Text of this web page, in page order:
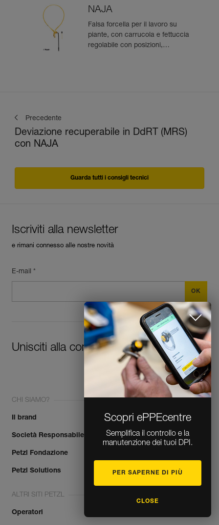
NAJA
Falsa forcella per il lavoro su
piante, con carrucola e fettuccia
regolabile con posizioni,
Precedente
Deviazione recuperabile in DdRT (MRS)
con NAJA
Guarda tutti i consigli tecnici
Scopri ePPEcentre
Semplifica il controllo e la
manutenzione dei tuoi DPI.
PER SAPERNE DI PIÙ
CLOSE
Iscriviti alla newsletter
e rimani connesso alle nostre novità
E-mail *
Unisciti alla community!
CHI SIAMO?
Il brand
Società Responsabile
Petzl Fondazione
Petzl Solutions
ALTRI SITI PETZL
Operatori